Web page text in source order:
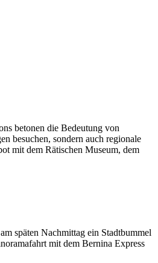
betonen die Bedeutung von
besuchen, sondern auch regionale
mit dem Rätischen Museum, dem
späten Nachmittag ein Stadtbummel
mit dem Bernina Express